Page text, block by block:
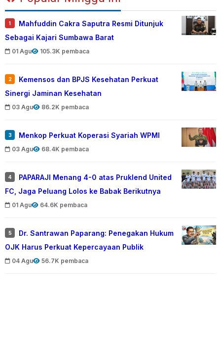
1
Mahfuddin Cakra Saputra Resmi Ditunjuk
Sebagai Kajari Sumbawa Barat
01 Agu 105.3K pembaca
2
Kemensos dan BPJS Kesehatan Perkuat
Sinergi Jaminan Kesehatan
03 Agu 86.2K pembaca
3 Menkop Perkuat Koperasi Syariah WPMI
03 Agu 68.4K pembaca
4
PAPARAJI Menang 4-0 atas Pruklend United
FC, Jaga Peluang Lolos ke Babak Berikutnya
01 Agu 64.6K pembaca
5
Dr. Santrawan Paparang: Penegakan Hukum
OJK Harus Perkuat Kepercayaan Publik
04 Agu 56.7K pembaca